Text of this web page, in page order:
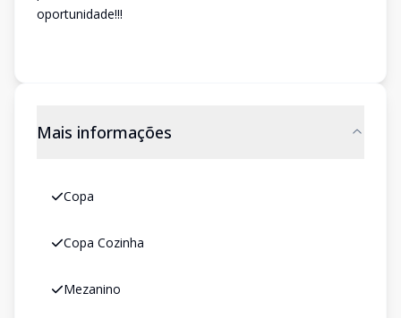
oportunidade!!!
Mais informações
Copa
Copa Cozinha
Mezanino